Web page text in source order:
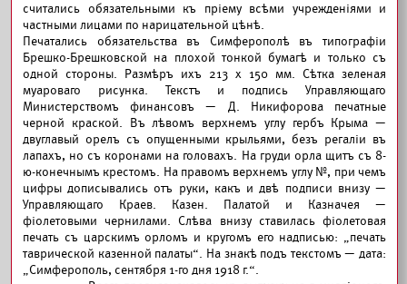
считались обязательными къ пріему всѣми учрежденіями и
частными лицами по нарицательной цѣнѣ.
Печатались обязательства въ Симферополѣ въ типографіи
Брешко-Брешковской на плохой тонкой бумагѣ и только съ
одной стороны. Размѣръ ихъ 213 х 150 мм. Сѣтка зеленая
муароваго рисунка. Текстъ и подпись Управляющаго
Министерствомъ финансовъ — Д. Никифорова печатные
черной краской. Въ лѣвомъ верхнемъ углу гербъ Крыма —
двуглавый орелъ съ опущенными крыльями, безъ регаліи въ
лапахъ, но съ коронами на головахъ. На груди орла щитъ съ 8-
ю-конечнымъ крестомъ. На правомъ верхнемъ углу №, при чемъ
цифры дописывались отъ руки, какъ и двѣ подписи внизу —
Управляющаго Краев. Казен. Палатой и Казначея —
фіолетовыми чернилами. Слѣва внизу ставилась фіолетовая
печать съ царскимъ орломъ и кругомъ его надписью: „печать
таврической казенной палаты“. На знакѣ подъ текстомъ — дата:
„Симферополь, сентября 1-го дня 1918 г.“.